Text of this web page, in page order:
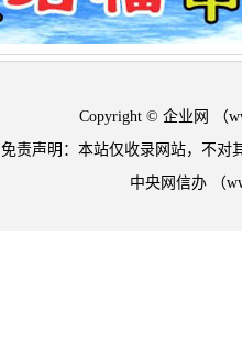
Copyright © 企业网 （
免责声明：本站仅收录网站，不对
中央网信办 （